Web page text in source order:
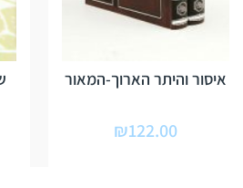
איסור והיתר הארוך-המאור
₪122.00